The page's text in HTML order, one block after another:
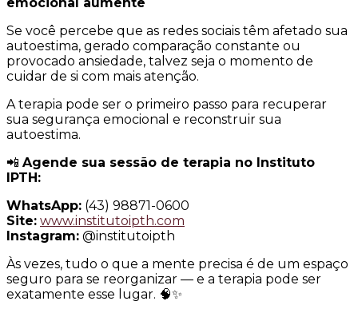
Se você percebe que as redes sociais têm afetado sua
autoestima, gerado comparação constante ou
provocado ansiedade, talvez seja o momento de
cuidar de si com mais atenção.
A terapia pode ser o primeiro passo para recuperar
sua segurança emocional e reconstruir sua
autoestima.
📲 Agende sua sessão de terapia no Instituto
IPTH:
WhatsApp: (43) 98871-0600
Site: www.institutoipth.com
Instagram: @institutoipth
Às vezes, tudo o que a mente precisa é de um espaço
seguro para se reorganizar — e a terapia pode ser
exatamente esse lugar. 🧠✨